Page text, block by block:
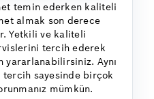
temin ederken kaliteli
almak son derece
Yetkili ve kaliteli
tercih ederek
yararlanabilirsiniz. Aynı
tercih sayesinde birçok
mümkün.